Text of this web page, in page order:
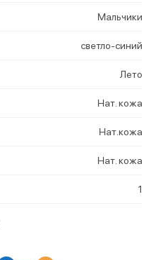
Мальчики
светло-синий
Лето
Нат. кожа
Нат.кожа
Нат. кожа
1